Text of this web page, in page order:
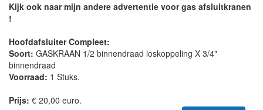
Kijk ook naar mijn andere advertentie voor gas afsluitkranen
!
Hoofdafsluiter Compleet:
Soort: GASKRAAN 1/2 binnendraad loskoppeling X 3/4"
binnendraad
Voorraad: 1 Stuks.
Prijs: € 20,00 euro.